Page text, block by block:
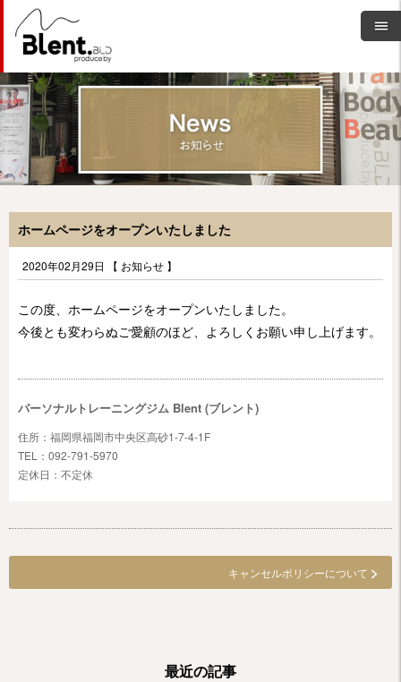
ホームページをオープンいたしました
2020年02月29日 【 お知らせ 】
この度、ホームページをオープンいたしました。
今後とも変わらぬご愛顧のほど、よろしくお願い申し上げます。
パーソナルトレーニングジム Blent (ブレント)
住所：福岡県福岡市中央区高砂1-7-4-1F
TEL：092-791-5970
定休日：不定休
キャンセルポリシーについて >
最近の記事